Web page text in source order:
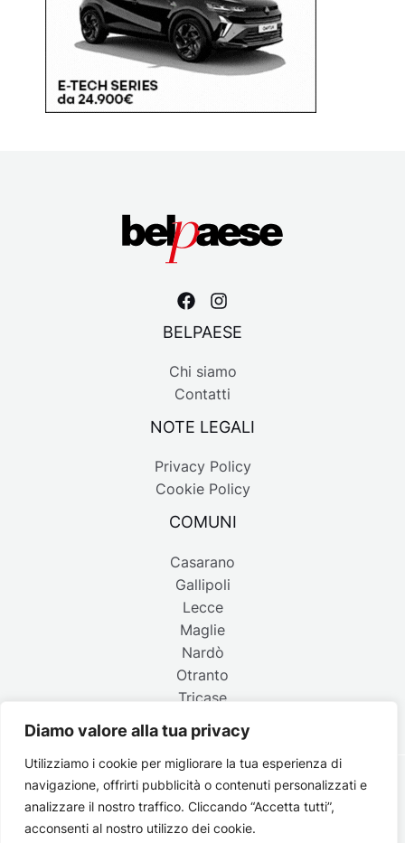
Diamo valore alla tua privacy
Utilizziamo i cookie per migliorare la tua esperienza di
navigazione, offrirti pubblicità o contenuti personalizzati e
analizzare il nostro traffico. Cliccando “Accetta tutti”,
acconsenti al nostro utilizzo dei cookie.
BELPAESE
Chi siamo
Contatti
NOTE LEGALI
Privacy Policy
Cookie Policy
COMUNI
Casarano
Gallipoli
Lecce
Maglie
Nardò
Otranto
Tricase
Copyright © 2026 Belpaese | Periodico d'informazione del
Salento - P.IVA 4637850753 - Testata registrata il 18 gennaio